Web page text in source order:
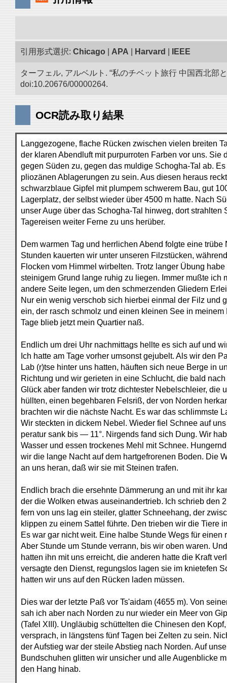
引用形式選択: Chicago APA Harvard IEEE
ターフェル, アルベルト. “私のチベット旅行 中国西北
doi:10.20676/00000264.
OCR読み取り結果
Langgezogene, flache Rücken zwischen vielen breiten
der klaren Abendluft mit purpurroten Farben vor uns. Sie
gegen Süden zu, gegen das muldige Schogha-Tal ab.
pliozänen Ablagerungen zu sein. Aus diesen heraus
schwarzblaue Gipfel mit plumpem schwerem Bau, gut
Lagerplatz, der selbst wieder über 4500 m hatte. Nach
unser Auge über das Schogha-Tal hinweg, dort strahlten
Tagereisen weiter Ferne zu uns herüber.
Dem warmen Tag und herrlichen Abend folgte eine trübe
Stunden kauerten wir unter unseren Filzstücken,
Flocken vom Himmel wirbelten. Trotz langer Übung
steinigem Grund lange ruhig zu liegen. Immer mußte ich
andere Seite legen, um den schmerzenden Gliedern
Nur ein wenig verschob sich hierbei einmal der Filz und
ein, der rasch schmolz und einen kleinen See in meinem
Tage blieb jetzt mein Quartier naß.
Endlich um drei Uhr nachmittags hellte es sich auf und
Ich hatte am Tage vorher umsonst gejubelt. Als wir den
Lab (r)tse hinter uns hatten, häuften sich neue Berge in
Richtung und wir gerieten in eine Schlucht, die bald
Glück aber fanden wir trotz dichtester Nebelschleier, die
hüllten, einen begehbaren Felsriß, der von Norden
brachten wir die nächste Nacht. Es war das schlimmste
Wir steckten in dickem Nebel. Wieder fiel Schnee auf
peratur sank bis — 11°. Nirgends fand sich Dung. Wir
Wasser und essen trockenes Mehl mit Schnee.
wir die lange Nacht auf dem hartgefrorenen Boden. Die
an uns heran, daß wir sie mit Steinen trafen.
Endlich brach die ersehnte Dämmerung an und mit ihr
der die Wolken etwas auseinandertrieb. Ich schrieb den
fern von uns lag ein steiler, glatter Schneehang, der
klippen zu einem Sattel führte. Den trieben wir die Tiere
Es war gar nicht weit. Eine halbe Stunde Wegs für einen
Aber Stunde um Stunde verrann, bis wir oben waren.
hatten ihn mit uns erreicht, die anderen hatte die Kraft
versagte den Dienst, regungslos lagen sie im knietefen
hatten wir uns auf den Rücken laden müssen.
Dies war der letzte Paß vor Ts'aidam (4655 m). Von
sah ich aber nach Norden zu nur wieder ein Meer von
(Tafel XIII). Ungläubig schüttelten die Chinesen den
versprach, in längstens fünf Tagen bei Zelten zu sein.
der Aufstieg war der steile Abstieg nach Norden. Auf
Bundschuhen glitten wir unsicher und alle Augenblicke
den Hang hinab.